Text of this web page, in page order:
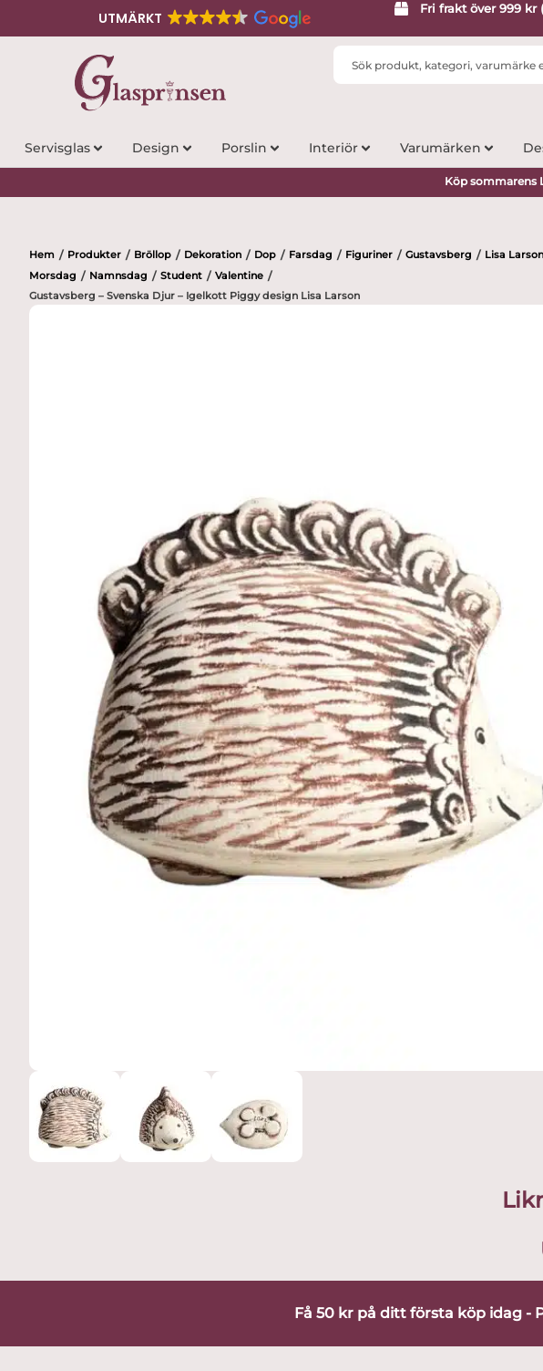
UTMÄRKT
Fri frakt över 999 kr
Search
Servisglas Design Porslin Interiör Varumärken
Köp sommarens
Hem / Produkter / Bröllop / Dekoration / Dop / Farsdag / Figuriner / Gustavsberg / Lisa Larson
Morsdag / Namnsdag / Student / Valentine /
Gustavsberg – Svenska Djur – Igelkott Piggy design Lisa Larson
Få 50 kr på ditt första köp idag -